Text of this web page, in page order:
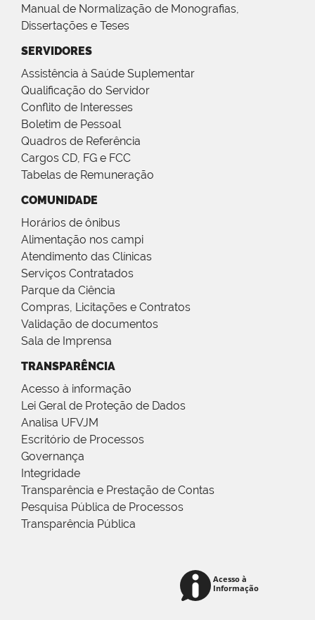
Manual de Normalização de Monografias,
Dissertações e Teses
SERVIDORES
Assistência à Saúde Suplementar
Qualificação do Servidor
Conflito de Interesses
Boletim de Pessoal
Quadros de Referência
Cargos CD, FG e FCC
Tabelas de Remuneração
COMUNIDADE
Horários de ônibus
Alimentação nos campi
Atendimento das Clínicas
Serviços Contratados
Parque da Ciência
Compras, Licitações e Contratos
Validação de documentos
Sala de Imprensa
TRANSPARÊNCIA
Acesso à informação
Lei Geral de Proteção de Dados
Analisa UFVJM
Escritório de Processos
Governança
Integridade
Transparência e Prestação de Contas
Pesquisa Pública de Processos
Transparência Pública